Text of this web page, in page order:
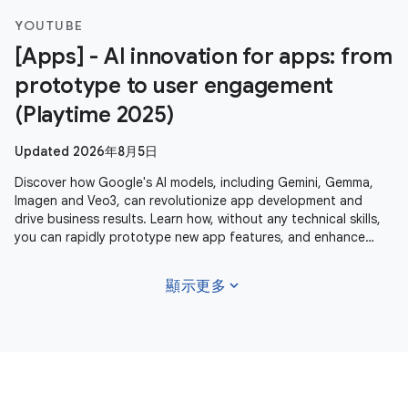
YOUTUBE
[Apps] - AI innovation for apps: from
prototype to user engagement
(Playtime 2025)
Updated 2026年8月5日
Discover how Google's AI models, including Gemini, Gemma,
Imagen and Veo3, can revolutionize app development and
drive business results. Learn how, without any technical skills,
you can rapidly prototype new app features, and enhance
顯示更多 expand_more